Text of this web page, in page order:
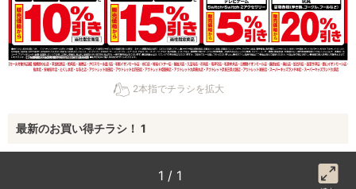
2本指でチラシを拡大
最新のお買い得チラシ！ 1
1 / 1